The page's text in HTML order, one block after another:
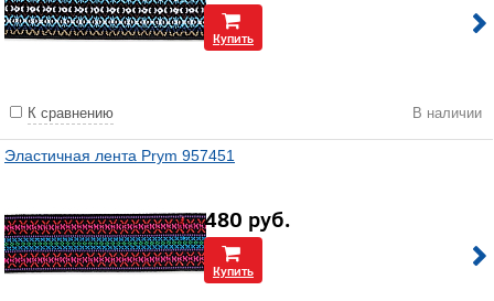
Купить
К сравнению В наличии
Эластичная лента Prym 957451
480 руб.
Купить